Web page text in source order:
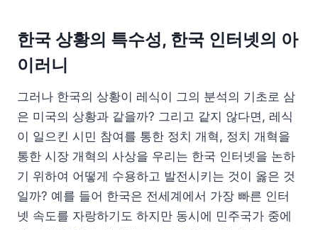
한국 상황의 특수성, 한국 인터넷의 아
이러니
그러나 한국의 상황이 레식이 그의 분석의 기초로 삼
은 미국의 상황과 같을까? 그리고 같지 않다면, 레식
이 일으킨 시민 참여를 통한 정치 개혁, 정치 개혁을
통한 시장 개혁의 사상을 우리는 한국 인터넷을 논하
기 위하여 어떻게 수용하고 발전시키는 것이 옳은 것
일까? 예를 들어 한국은 전세계에서 가장 빠른 인터
넷 속도를 자랑하기도 하지만 동시에 민주국가 중에